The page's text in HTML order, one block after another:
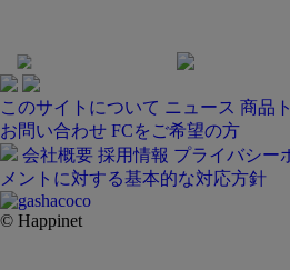
このサイトについて ニュース 商品
お問い合わせ FCをご希望の方
会社概要 採用情報 プライバシー
メントに対する基本的な対応方針
© Happinet